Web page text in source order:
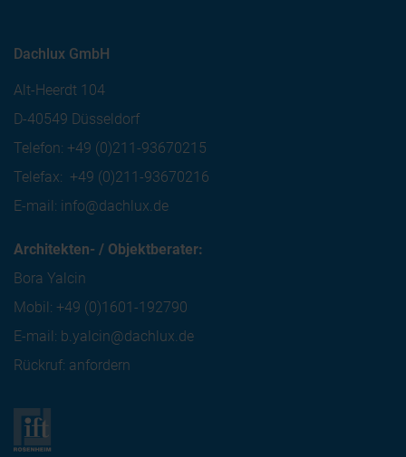
Dachlux GmbH
Alt-Heerdt 104
D-40549 Düsseldorf
Telefon: +49 (0)211-93670215
Telefax: +49 (0)211-93670216
E-mail: info@dachlux.de
Architekten- / Objektberater:
Bora Yalcin
Mobil: +49 (0)1601-192790
E-mail: b.yalcin@dachlux.de
Rückruf: anfordern